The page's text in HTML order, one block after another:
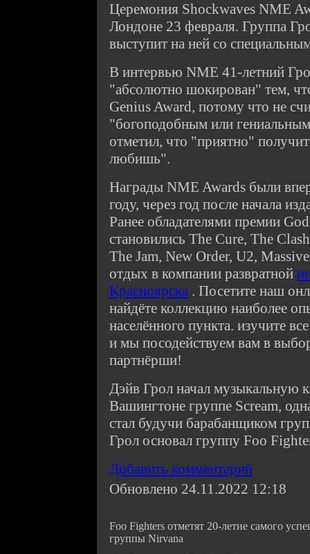
Церемония Shockwaves NME
Лондоне 23 февраля. Группа
выступит на ней со
В интервью NME 41-летний
"абсолютно шокирован" тем,
Genius Award, потому что не
"богоподобным или
отметил, что "приятно"
любишь".
Награды NME Awards были
году, через год после начала
Ранее обладателями премии
становились The Cure, The
The Jam, New Order, U2,
отдых в компании развратной
Красноярска . Посетите наш
найдёте коллекцию наиболее
населённого пункта. изучите
и мы посодействуем вам в
партнёрши!
Дэйв Грол начал музыкальную
Вашингтоне группе Scream,
стал будучи барабанщиком
Грол основал группу Foo
Добавить комментарий
Обновлено 24.11.2022 12:18
Foo Fighters отметят 20-летие самого
группы Nirvana